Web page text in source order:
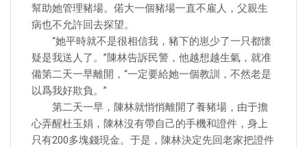
幫助她管理豬場。偌大一個豬場一直不雇人，父親生
病也不允許回去探望。
“她平時就不是很相信我，豬下的崽少了一只都懷
疑是我送人了。”陳林告訴民警，他越想越生氣，就准
備第二天一早離開，“一定要給她一個教訓，不然老是
以爲我好欺負。”
第二天一早，陳林就悄悄離開了養豬場，由于擔
心弄醒杜玉娟，陳林沒有帶自己的手機和證件，身上
只有200多塊錢現金。于是，陳林決定先回老家把證件